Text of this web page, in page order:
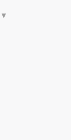
▼